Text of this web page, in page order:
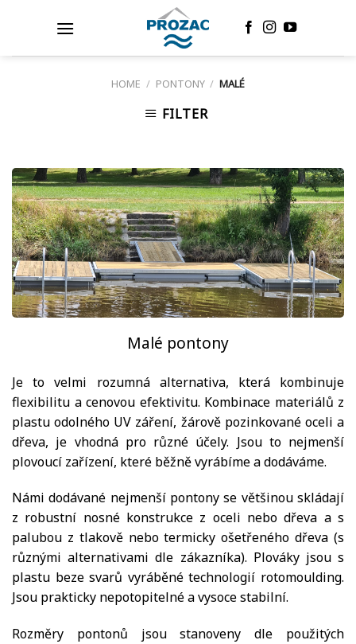
HOME / PONTONY / MALÉ
FILTER
Malé pontony
Je to velmi rozumná alternativa, která kombinuje
flexibilitu a cenovou efektivitu. Kombinace materiálů z
plastu odolného UV záření, žárově pozinkované oceli a
dřeva, je vhodná pro různé účely. Jsou to nejmenší
plovoucí zařízení, které běžně vyrábíme a dodáváme.
Námi dodávané nejmenší pontony se většinou skládají
z robustní nosné konstrukce z oceli nebo dřeva a s
palubou z tlakově nebo termicky ošetřeného dřeva (s
různými alternativami dle zákazníka). Plováky jsou s
plastu beze svarů vyráběné technologií rotomoulding.
Jsou prakticky nepotopitelné a vysoce stabilní.
Rozměry pontonů jsou stanoveny dle použitých